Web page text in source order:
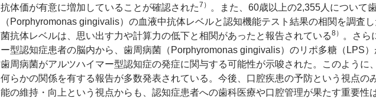
抗体価が有意に増加していることが確認された7）
。また、60歳以上の2,355人について
（ Porphyromonas gingivalis）の血液中抗体レベルと認知機能テスト結果の相関を調査
菌抗体レベルは、思い出す力や計算力の低下と相関があったと報告されている8）
。さら
ー型認知症患者の脳内から、歯周病菌（ Porphyromonas gingivalis）のリポ多糖（LPS
歯周病菌がアルツハイマー型認知症の発症に関与する可能性が示唆された。このように
何らかの関係を有する報告が多数発表されている。今後、口腔疾患の予防という視点の
能の維持・向上という視点からも、認知症患者への歯科医療や口腔管理が果たす重要性